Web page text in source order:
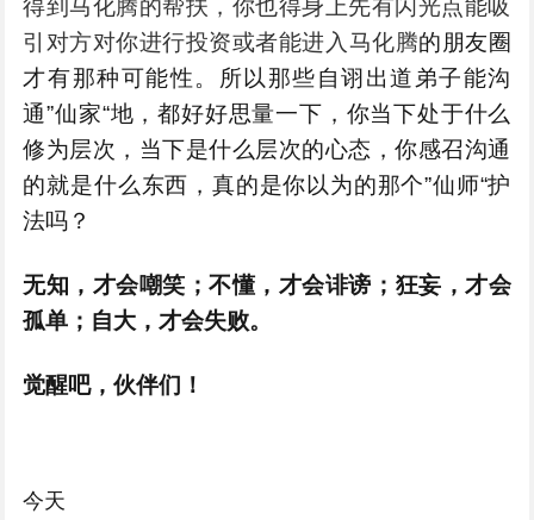
得到马化腾的帮扶，你也得身上先有闪光点能吸
引对方对你进行投资或者能进入 马化腾的朋友圈
才有那种可能性。所以那些自诩出道弟子能沟
通”仙家“地，都好好思量一下，你当下处于什么
修为层次，当下是什么层次的心态，你感召沟通
的就是什么东西，真的是你以为的那个”仙师“护
法吗？
无知，才会嘲笑 ； 不懂，才会诽谤 ； 狂妄，才会
孤单； 自大，才会失败。
觉醒吧，伙伴们！
今天